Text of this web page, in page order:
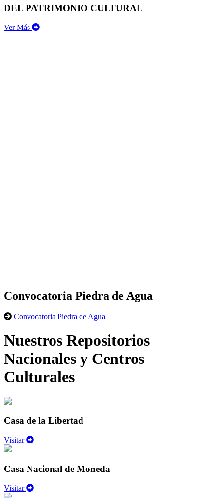
DEL PATRIMONIO CULTURAL
Ver Más
Convocatoria Piedra de Agua
Convocatoria Piedra de Agua
Nuestros Repositorios
Nacionales y Centros
Culturales
Casa de la Libertad
Visitar
Casa Nacional de Moneda
Visitar